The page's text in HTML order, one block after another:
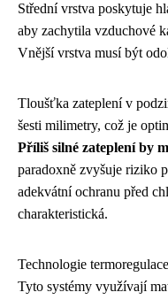
Střední vrstva poskytuje
aby zachytila vzduchové
Vnější vrstva musí být
Tloušťka zateplení v
šesti milimetry, což je
Příliš silné zateplení by
paradoxně zvyšuje riziko
adekvátní ochranu před
charakteristická.
Technologie
Tyto systémy využívají